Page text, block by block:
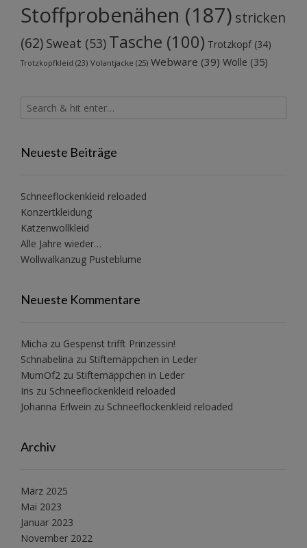
Stoffprobenähen (187) stricken
(62) Sweat (53) Tasche (100) Trotzkopf(34)
Trotzkopfkleid (23) Volantjacke (25) Webware (39) Wolle (35)
Neueste Beiträge
Schneeflockenkleid reloaded
Konzertkleidung
Katzenwollkleid
Alle Jahre wieder…
Wollwalkanzug Pusteblume
Neueste Kommentare
Micha zu Gespenst trifft Prinzessin!
Schnabelina zu Stiftemäppchen in Leder
MumOf2 zu Stiftemäppchen in Leder
Iris zu Schneeflockenkleid reloaded
Johanna Erlwein zu Schneeflockenkleid reloaded
Archiv
März 2025
Mai 2023
Januar 2023
November 2022